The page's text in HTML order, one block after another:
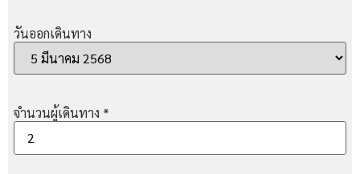
วันออกเดินทาง
จำนวนผู้เดินทาง *